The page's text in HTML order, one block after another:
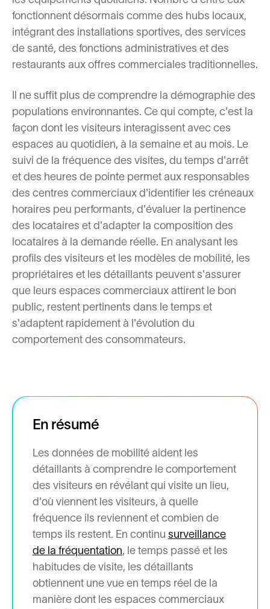
fonctionnent désormais comme des hubs locaux,
intégrant des installations sportives, des services
de santé, des fonctions administratives et des
restaurants aux offres commerciales traditionnelles.
Il ne suffit plus de comprendre la démographie des
populations environnantes. Ce qui compte, c'est la
façon dont les visiteurs interagissent avec ces
espaces au quotidien, à la semaine et au mois. Le
suivi de la fréquence des visites, du temps d'arrêt
et des heures de pointe permet aux responsables
des centres commerciaux d'identifier les créneaux
horaires peu performants, d'évaluer la pertinence
des locataires et d'adapter la composition des
locataires à la demande réelle. En analysant les
profils des visiteurs et les modèles de mobilité, les
propriétaires et les détaillants peuvent s'assurer
que leurs espaces commerciaux attirent le bon
public, restent pertinents dans le temps et
s'adaptent rapidement à l'évolution du
comportement des consommateurs.
En résumé
Les données de mobilité aident les
détaillants à comprendre le comportement
des visiteurs en révélant qui visite un lieu,
d'où viennent les visiteurs, à quelle
fréquence ils reviennent et combien de
temps ils restent. En continu surveillance
de la fréquentation, le temps passé et les
habitudes de visite, les détaillants
obtiennent une vue en temps réel de la
manière dont les espaces commerciaux